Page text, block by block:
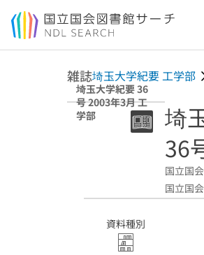
本文へ移動
雑誌埼玉大学紀要 工学部
埼玉大学紀要 36
号 2003年3月 工
学部
埼
36
国立国
国立国
資料種別